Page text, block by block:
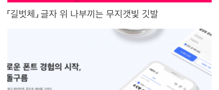
「길벗체」 글자 위 나부끼는 무지갯빛 깃발